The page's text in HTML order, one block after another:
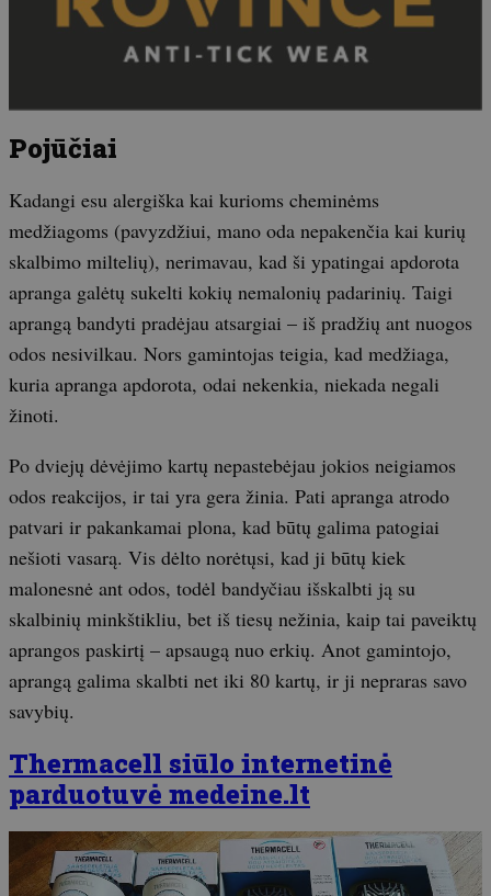
Pojūčiai
Kadangi esu alergiška kai kurioms cheminėms
medžiagoms (pavyzdžiui, mano oda nepakenčia kai kurių
skalbimo miltelių), nerimavau, kad ši ypatingai apdorota
apranga galėtų sukelti kokių nemalonių padarinių. Taigi
aprangą bandyti pradėjau atsargiai – iš pradžių ant nuogos
odos nesivilkau. Nors gamintojas teigia, kad medžiaga,
kuria apranga apdorota, odai nekenkia, niekada negali
žinoti.
Po dviejų dėvėjimo kartų nepastebėjau jokios neigiamos
odos reakcijos, ir tai yra gera žinia. Pati apranga atrodo
patvari ir pakankamai plona, kad būtų galima patogiai
nešioti vasarą. Vis dėlto norėtųsi, kad ji būtų kiek
malonesnė ant odos, todėl bandyčiau išskalbti ją su
skalbinių minkštikliu, bet iš tiesų nežinia, kaip tai paveiktų
aprangos paskirtį – apsaugą nuo erkių. Anot gamintojo,
aprangą galima skalbti net iki 80 kartų, ir ji nepraras savo
savybių.
Thermacell siūlo internetinė
parduotuvė medeine.lt